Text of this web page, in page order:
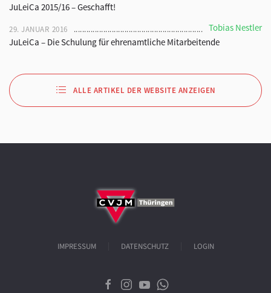
JuLeiCa 2015/16 – Geschafft!
29. JANUAR 2016
Tobias Nestler
JuLeiCa – Die Schulung für ehrenamtliche Mitarbeitende
ALLE ARTIKEL DER WEBSITE ANZEIGEN
IMPRESSUM DATENSCHUTZ LOGIN